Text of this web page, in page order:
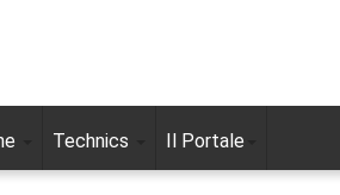
Technics Il Portale